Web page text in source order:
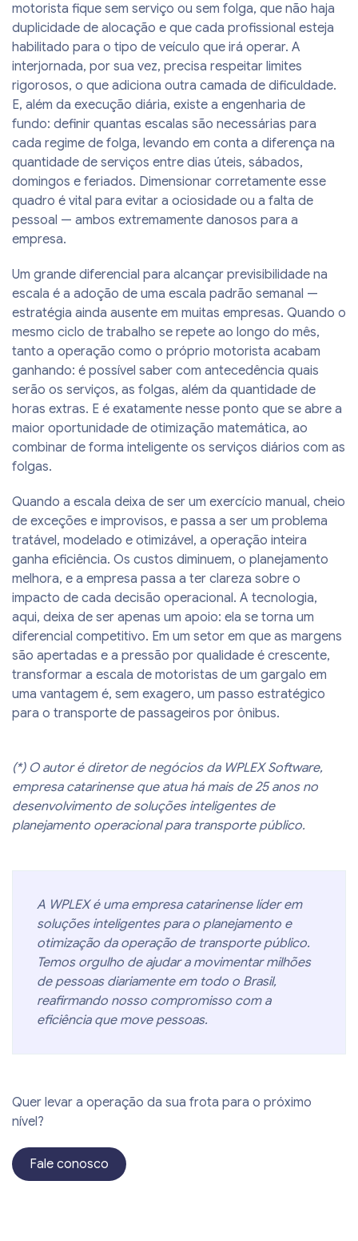
motorista fique sem serviço ou sem folga, que não haja
duplicidade de alocação e que cada profissional esteja
habilitado para o tipo de veículo que irá operar. A
interjornada, por sua vez, precisa respeitar limites
rigorosos, o que adiciona outra camada de dificuldade.
E, além da execução diária, existe a engenharia de
fundo: definir quantas escalas são necessárias para
cada regime de folga, levando em conta a diferença na
quantidade de serviços entre dias úteis, sábados,
domingos e feriados. Dimensionar corretamente esse
quadro é vital para evitar a ociosidade ou a falta de
pessoal — ambos extremamente danosos para a
empresa.
Um grande diferencial para alcançar previsibilidade na
escala é a adoção de uma escala padrão semanal —
estratégia ainda ausente em muitas empresas. Quando o
mesmo ciclo de trabalho se repete ao longo do mês,
tanto a operação como o próprio motorista acabam
ganhando: é possível saber com antecedência quais
serão os serviços, as folgas, além da quantidade de
horas extras. E é exatamente nesse ponto que se abre a
maior oportunidade de otimização matemática, ao
combinar de forma inteligente os serviços diários com as
folgas.
Quando a escala deixa de ser um exercício manual, cheio
de exceções e improvisos, e passa a ser um problema
tratável, modelado e otimizável, a operação inteira
ganha eficiência. Os custos diminuem, o planejamento
melhora, e a empresa passa a ter clareza sobre o
impacto de cada decisão operacional. A tecnologia,
aqui, deixa de ser apenas um apoio: ela se torna um
diferencial competitivo. Em um setor em que as margens
são apertadas e a pressão por qualidade é crescente,
transformar a escala de motoristas de um gargalo em
uma vantagem é, sem exagero, um passo estratégico
para o transporte de passageiros por ônibus.
(*) O autor é diretor de negócios da WPLEX Software,
empresa catarinense que atua há mais de 25 anos no
desenvolvimento de soluções inteligentes de
planejamento operacional para transporte público.
A WPLEX é uma empresa catarinense líder em
soluções inteligentes para o planejamento e
otimização da operação de transporte público.
Temos orgulho de ajudar a movimentar milhões
de pessoas diariamente em todo o Brasil,
reafirmando nosso compromisso com a
eficiência que move pessoas.
Quer levar a operação da sua frota para o próximo
nível?
Fale conosco